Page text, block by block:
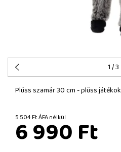
1/ 3
Plüss szamár 30 cm - plüss játékok
5 504 Ft ÁFA nélkül
6 990 Ft